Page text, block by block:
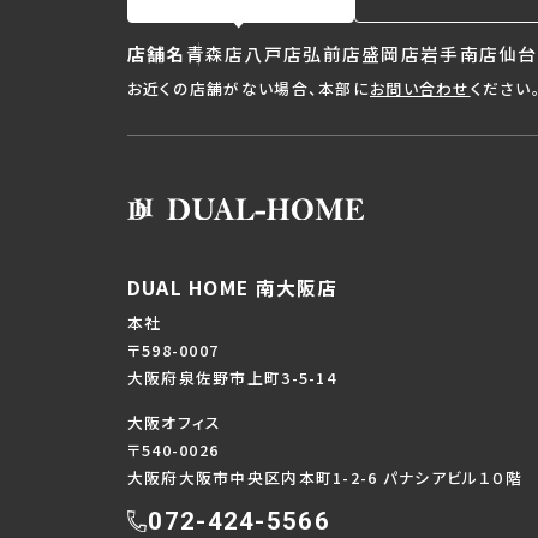
店舗名青森店八戸店弘前店盛岡店岩手南店仙
お近くの店舗がない場合、本部にお問い合わせください。
DUAL HOME 南大阪店
本社
〒598-0007
大阪府泉佐野市上町3-5-14
大阪オフィス
〒540-0026
大阪府大阪市中央区内本町1-2-6 パナシアビル１０階
072-424-5566